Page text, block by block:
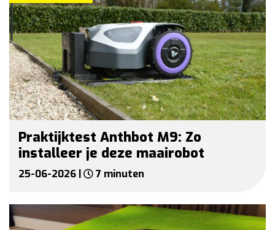
Praktijktest Anthbot M9: Zo
installeer je deze maairobot
25-06-2026 | 7 minuten